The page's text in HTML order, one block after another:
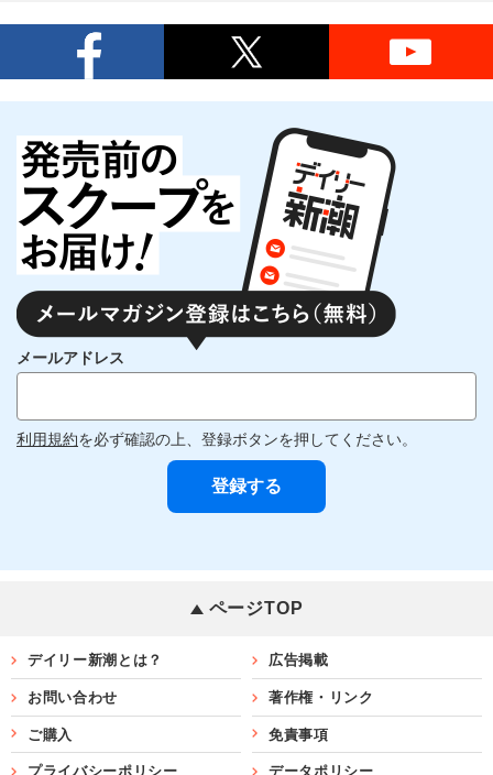
メールアドレス
利用規約を必ず確認の上、登録ボタンを押してください。
ページTOP
デイリー新潮とは？ 広告掲載
お問い合わせ 著作権・リンク
ご購入 免責事項
プライバシーポリシー データポリシー